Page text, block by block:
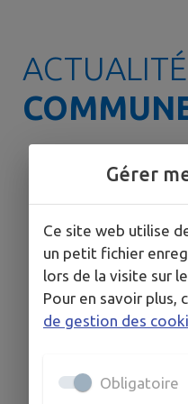
toujours
Salle des
Gérer
Ce site web utilise
un petit fichier
lors de la visite sur
Pour en savoir plus,
de gestion des
Obligatoire